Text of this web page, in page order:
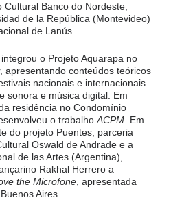
Cultural Banco do Nordeste,
de la República (Montevideo)
de Lanús.
o Projeto Aquarapa no
apresentando conteúdos teóricos
nacionais e internacionais
sonora e música digital. Em
residência no Condomínio
o trabalho ACPM . Em
do projeto Puentes, parceria
Oswald de Andrade e a
de las Artes (Argentina),
Rakhal Herrero a
the Microfone , apresentada
Aires.